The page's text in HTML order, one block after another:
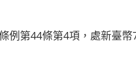
例第44條第4項，處新臺